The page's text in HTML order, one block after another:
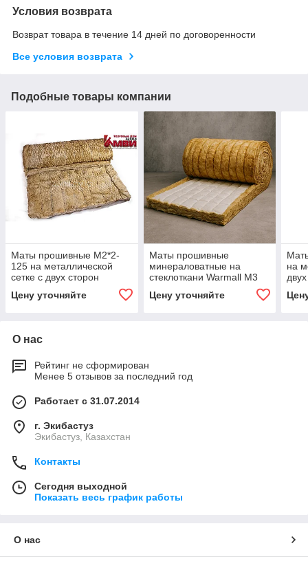
Условия возврата
Возврат товара в течение 14 дней по договоренности
Все условия возврата
Подобные товары компании
Маты прошивные М2*2-
125 на металлической
сетке с двух сторон
Цену уточняйте
Маты прошивные
минераловатные на
стеклоткани Warmall М3
Цену уточняйте
на
О нас
Рейтинг не сформирован
Менее 5 отзывов за последний год
Работает с 31.07.2014
г. Экибастуз
Экибастуз, Казахстан
Контакты
Сегодня выходной
Показать весь график работы
О нас